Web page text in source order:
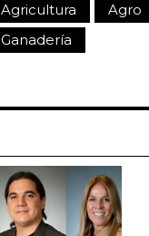
Agricultura Agro
Ganadería